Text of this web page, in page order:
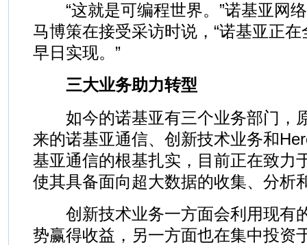
“这就是可编程世界。”诺基亚网
马博策在接受采访时说，“诺基亚正
早日实现。”
三大业务助力转型
如今的诺基亚有三个业务部门，
来的诺基亚通信、创新技术业务和
基亚通信的根基扎实，目前正在致力
使其具备面向超大数据的收集、分析
创新技术业务一方面会利用现有
势赢得收益，另一方面也在集中投资